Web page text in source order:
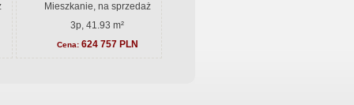
Mieszkanie, na sprzedaż
3p, 41.93 m²
Cena: 624 757 PLN